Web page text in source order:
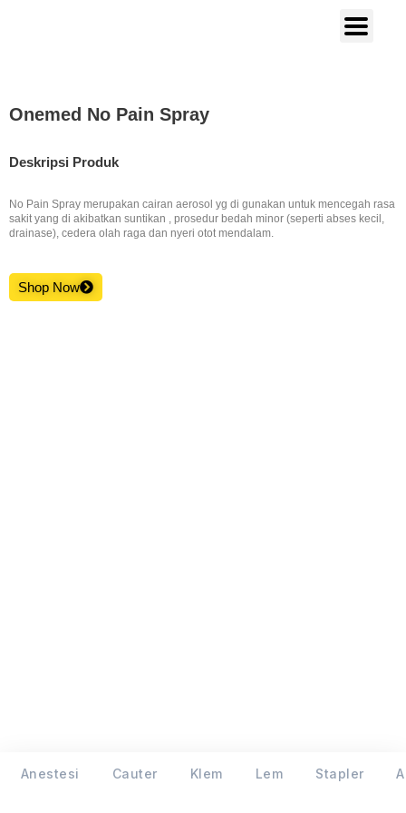
Onemed No Pain Spray
Deskripsi Produk
No Pain Spray merupakan cairan aerosol yg di gunakan untuk mencegah rasa
sakit yang di akibatkan suntikan , prosedur bedah minor (seperti abses kecil,
drainase), cedera olah raga dan nyeri otot mendalam.
Shop Now
Anestesi Cauter Klem Lem Stapler